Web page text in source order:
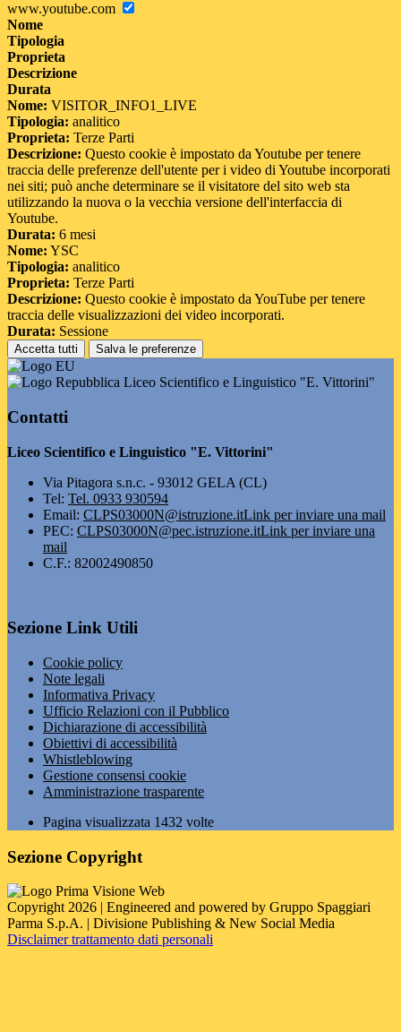
www.youtube.com
Nome
Tipologia
Proprieta
Descrizione
Durata
Nome: VISITOR_INFO1_LIVE
Tipologia: analitico
Proprieta: Terze Parti
Descrizione: Questo cookie è impostato da Youtube per tenere
traccia delle preferenze dell'utente per i video di Youtube incorporati
nei siti; può anche determinare se il visitatore del sito web sta
utilizzando la nuova o la vecchia versione dell'interfaccia di
Youtube.
Durata: 6 mesi
Nome: YSC
Tipologia: analitico
Proprieta: Terze Parti
Descrizione: Questo cookie è impostato da YouTube per tenere
traccia delle visualizzazioni dei video incorporati.
Durata: Sessione
Accetta tutti Salva le preferenze
Liceo Scientifico e Linguistico "E. Vittorini"
Contatti
Liceo Scientifico e Linguistico "E. Vittorini"
Via Pitagora s.n.c. - 93012 GELA (CL)
Tel: Tel. 0933 930594
Email: CLPS03000N@istruzione.itLink per inviare una mail
PEC: CLPS03000N@pec.istruzione.itLink per inviare una
mail
C.F.: 82002490850
Sezione Link Utili
Cookie policy
Note legali
Informativa Privacy
Ufficio Relazioni con il Pubblico
Dichiarazione di accessibilità
Obiettivi di accessibilità
Whistleblowing
Gestione consensi cookie
Amministrazione trasparente
Pagina visualizzata 1432 volte
Sezione Copyright
Copyright 2026 | Engineered and powered by Gruppo Spaggiari
Parma S.p.A. | Divisione Publishing & New Social Media
Disclaimer trattamento dati personali